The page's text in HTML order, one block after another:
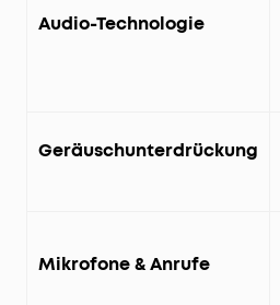
Audio-Technologie
Geräuschunterdrückung
Mikrofone & Anrufe